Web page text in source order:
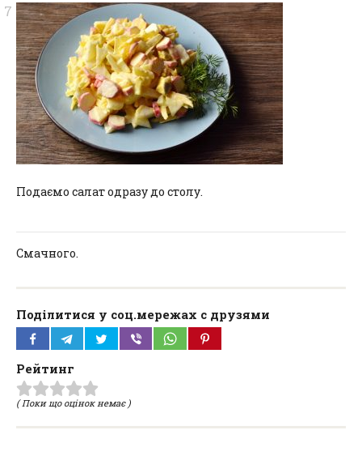
Подаємо салат одразу до столу.
Смачного.
Поділитися у соц.мережах с друзями
Рейтинг
( Поки що оцінок немає )